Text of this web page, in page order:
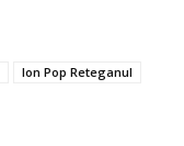
Ion Pop Reteganul